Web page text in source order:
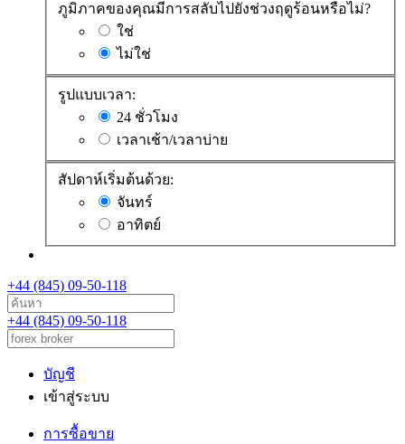
ภูมิภาคของคุณมีการสลับไปยังช่วงฤดูร้อนหรือไม่?
ใช่
ไม่ใช่
รูปแบบเวลา:
24 ชั่วโมง
เวลาเช้า/เวลาบ่าย
สัปดาห์เริ่มต้นด้วย:
จันทร์
อาทิตย์
+44 (845) 09-50-118
+44 (845) 09-50-118
บัญชี
เข้าสู่ระบบ
การซื้อขาย